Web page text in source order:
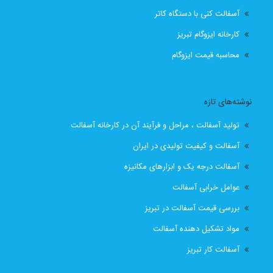
قیمت انواع ایزوگام در تبریز
قیمت ایزوگام آذربام حفاظ
قیمت ایزوگام تبریز
قیمت بهترین ایزوگام
لیست قیمت ایزوگام تبریز
لیست قیمت ایزوگام در تبریز
نصب رایگان
نصب رایگان ایزوگام در تبریز
آسفالت کنی با دستگاه کاتر
کارخانه ایزوگام تبریز
محاسبه قیمت ایزوگام
نوشته‌های تازه
تولید آسفالت ، مراحل و فرآیند آن در کارخانه آسفالت
آسفالت و کیفیت تولیدی در ایران
آسفالت درجه یک و ابزارهای مکانیزه
عوامل خرابی آسفالت
بررسی قیمت آسفالت در تبریز
مواد تشکیل دهنده آسفالت
آسفالت کار تبریز